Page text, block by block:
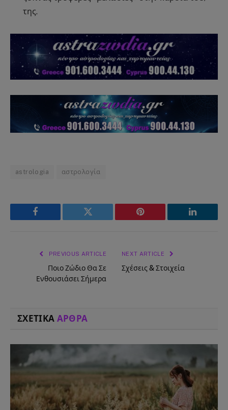
της.
astrologia αστρολογία
Facebook Twitter Pinterest LinkedIn
PREVIOUS ARTICLE
Ποιο Ζώδιο Θα Σε
Ενθουσιάσει Σήμερα
NEXT ARTICLE
Σχέσεις & Στοιχεία
ΣΧΕΤΙΚΑ ΑΡΘΡΑ